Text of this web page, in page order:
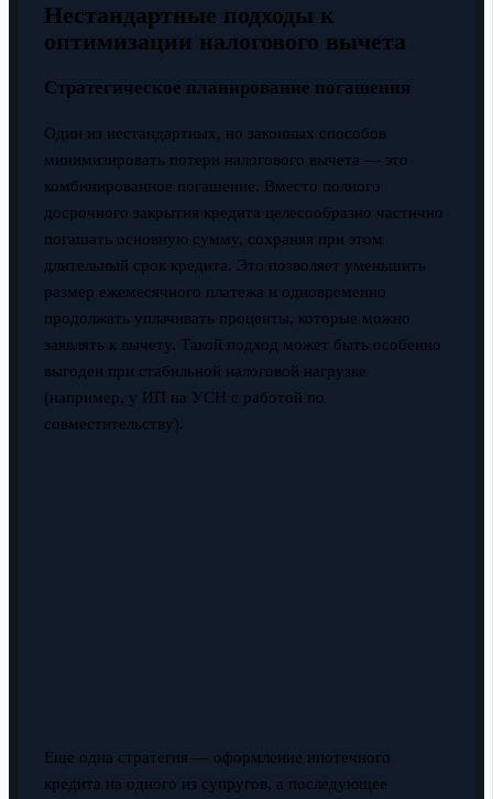
Нестандартные подходы к
оптимизации налогового вычета
Стратегическое планирование погашения
Один из нестандартных, но законных способов
минимизировать потери налогового вычета — это
комбинированное погашение. Вместо полного
досрочного закрытия кредита целесообразно частично
погашать основную сумму, сохраняя при этом
длительный срок кредита. Это позволяет уменьшить
размер ежемесячного платежа и одновременно
продолжать уплачивать проценты, которые можно
заявлять к вычету. Такой подход может быть особенно
выгоден при стабильной налоговой нагрузке
(например, у ИП на УСН с работой по
совместительству).
Еще одна стратегия — оформление ипотечного
кредита на одного из супругов, а последующее